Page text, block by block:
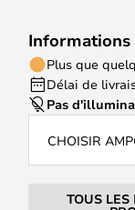
Plus que
Délai de
Pas
CHOISIR
TOUS